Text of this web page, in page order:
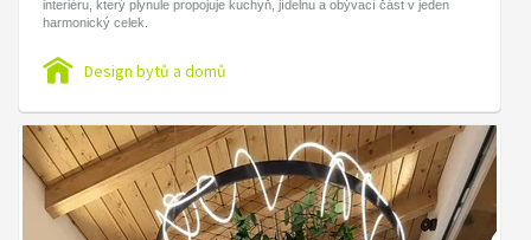
interiéru, který plynule propojuje kuchyň, jídelnu a obývací část v jeden
harmonický celek.
Design bytů a domů